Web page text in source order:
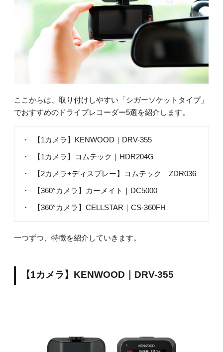
ここからは、取り付けしやすい「シガーソケットタイプ」
でおすすめのドライブレコーダー5選を紹介します。
【1カメラ】KENWOOD｜DRV-355
【1カメラ】コムテック｜HDR204G
【2カメラ+ディスプレー】コムテック｜ZDR036
【360°カメラ】カーメイト｜DC5000
【360°カメラ】CELLSTAR｜CS-360FH
一つずつ、特徴を紹介していきます。
【1カメラ】KENWOOD｜DRV-355